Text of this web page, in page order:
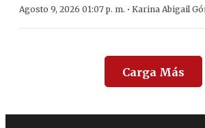
Agosto 9, 2026 01:07 p. m. · Karina Abigail
Carga Más